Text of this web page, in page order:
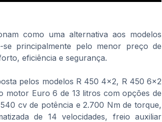
como uma alternativa aos modelos
se principalmente pelo menor preço de
eficiência e segurança.
pelos modelos R 450 4x2, R 450 6x2
motor Euro 6 de 13 litros com opções de
cv de potência e 2.700 Nm de torque,
de 14 velocidades, freio auxiliar